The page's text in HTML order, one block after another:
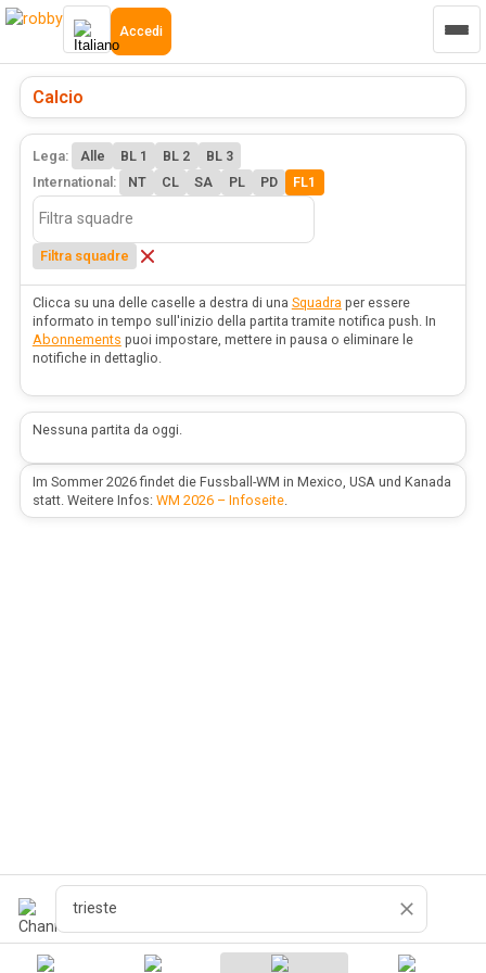
Accedi
Calcio
Lega: Alle BL 1 BL 2
BL 3
International:
NT CL SA PL PD FL1
Filtra squadre
Clicca su una delle caselle a destra di una Squadraper essere
informato in tempo sull'inizio della partita tramite notifica push. In
Abonnements puoi impostare, mettere in pausa o eliminare le
notifiche in dettaglio.
Nessuna partita da oggi.
Im Sommer 2026 findet die Fussball-WM in Mexico, USA und Kanada
statt. Weitere Infos: WM 2026 – Infoseite.
Cerca